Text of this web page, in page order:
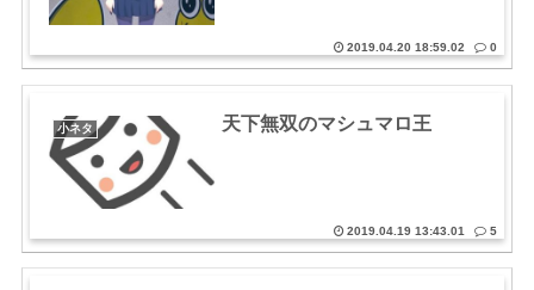
2019.04.20 18:59.02 0
小ネタ 天下無双のマシュマロ王
2019.04.19 13:43.01 5